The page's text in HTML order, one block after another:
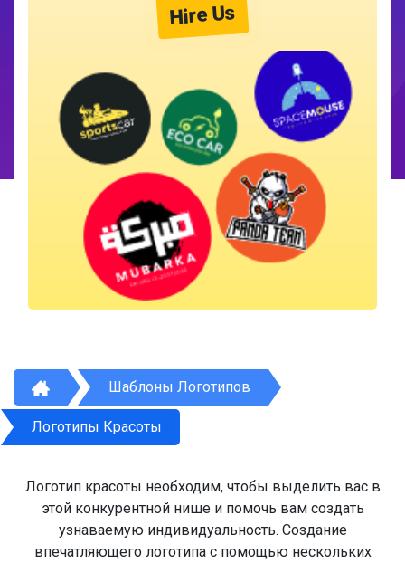
Hire Us
Шаблоны Логотипов
Логотипы Красоты
Логотип красоты необходим, чтобы выделить вас в
этой конкурентной нише и помочь вам создать
узнаваемую индивидуальность. Создание
впечатляющего логотипа с помощью нескольких